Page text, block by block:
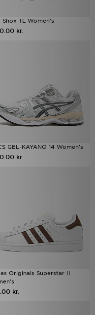
Shox TL Women's
kr.
GEL-KAYANO 14 Women's
kr.
Originals Superstar II
kr.